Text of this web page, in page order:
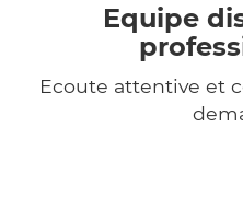
Equipe
Ecoute attentive et